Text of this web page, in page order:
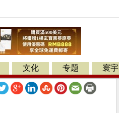
文化 专题 寰宇